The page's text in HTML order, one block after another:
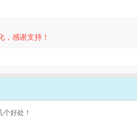
，感谢支持！
好处！